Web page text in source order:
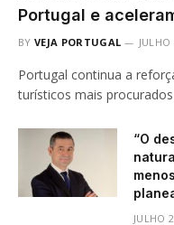
Portugal e
BY VEJA PORTUGAL
Portugal continua a
turísticos mais
“O
JULHO